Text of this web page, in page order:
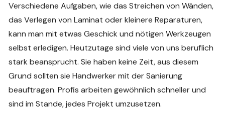
Verschiedene Aufgaben, wie das Streichen von Wänden,
das Verlegen von Laminat oder kleinere Reparaturen,
kann man mit etwas Geschick und nötigen Werkzeugen
selbst erledigen. Heutzutage sind viele von uns beruflich
stark beansprucht. Sie haben keine Zeit, aus diesem
Grund sollten sie Handwerker mit der Sanierung
beauftragen. Profis arbeiten gewöhnlich schneller und
sind im Stande, jedes Projekt umzusetzen.